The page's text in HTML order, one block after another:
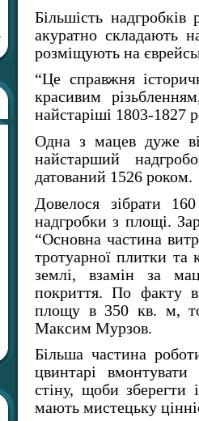
Більшість надгробків
акуратно складають
розміщують на
“Це справжня
красивим
найстаріші 1803-1827
Одна з мацев дуже
найстарший
датований 1526 роком.
Довелося зібрати
надгробки з площі.
“Основна частина
тротуарної плитки
землі, взамін за
покриття. По факту
площу в 350 кв. м,
Максим Мурзов.
Більша частина
цвинтарі
стіну, щоби зберегти
мають мистецьку